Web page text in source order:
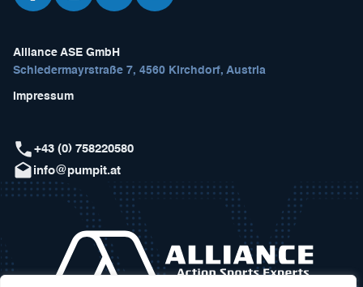
Alliance ASE GmbH
Schiedermayrstraße 7, 4560 Kirchdorf, Austria
Impressum
+43 (0) 758220580
info@pumpit.at